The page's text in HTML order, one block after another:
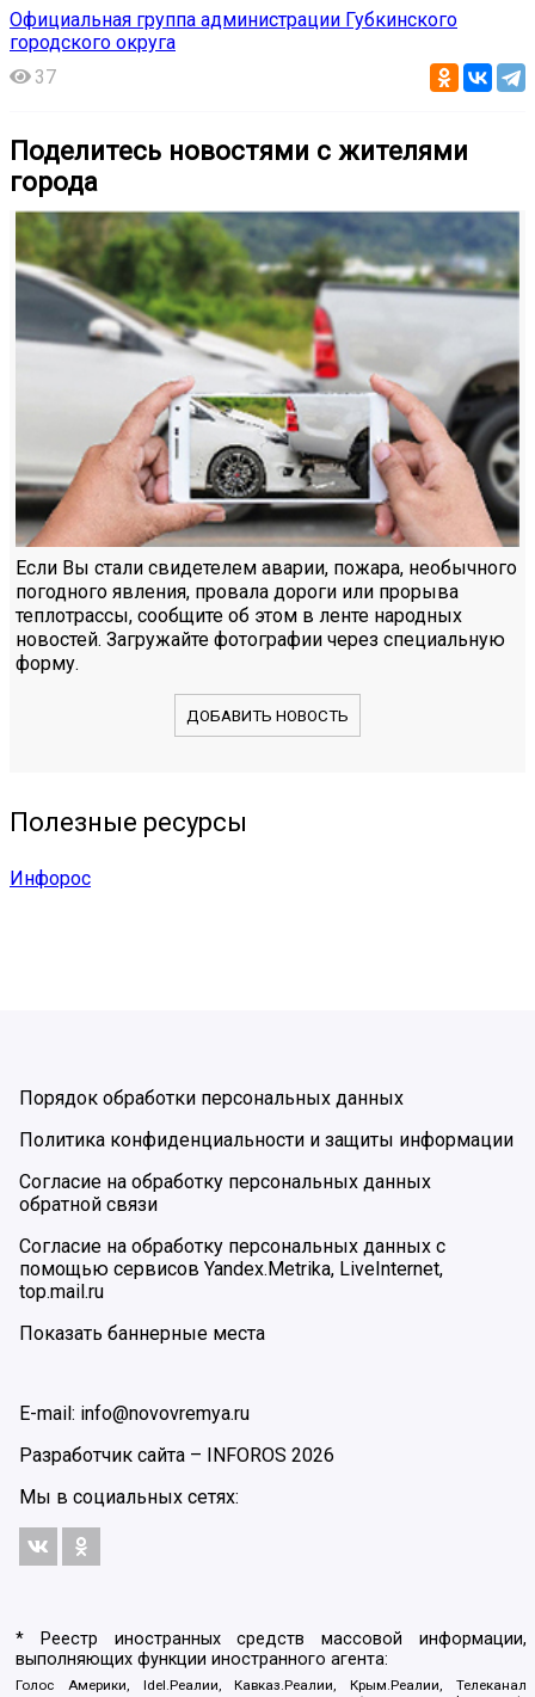
Официальная группа администрации Губкинского
городского округа
37
Поделитесь новостями с жителями
города
Если Вы стали свидетелем аварии, пожара, необычного
погодного явления, провала дороги или прорыва
теплотрассы, сообщите об этом в ленте народных
новостей. Загружайте фотографии через специальную
форму.
ДОБАВИТЬ НОВОСТЬ
Полезные ресурсы
Инфорос
Порядок обработки персональных данных
Политика конфиденциальности и защиты информации
Согласие на обработку персональных данных
обратной связи
Согласие на обработку персональных данных с
помощью сервисов Yandex.Metrika, LiveInternet,
top.mail.ru
Показать баннерные места
E-mail: info@novovremya.ru
Разработчик сайта – INFOROS 2026
Мы в социальных сетях:
* Реестр иностранных средств массовой информации,
выполняющих функции иностранного агента:
Голос Америки, Idel.Реалии, Кавказ.Реалии, Крым.Реалии, Телеканал